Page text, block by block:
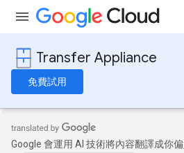
Transfer Appliance
免費試用
Google 會運用 AI 技術將內容翻譯成你